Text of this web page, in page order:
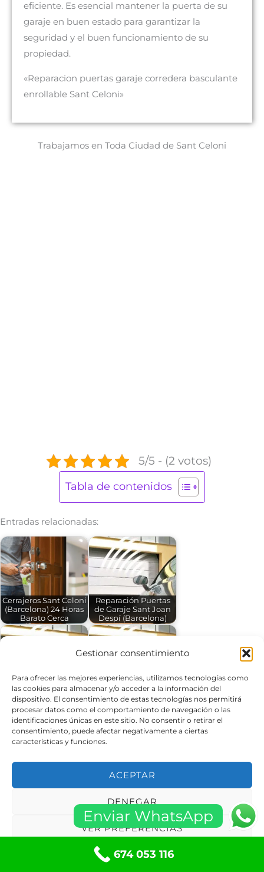
Gestionar consentimiento
Para ofrecer las mejores experiencias, utilizamos tecnologías como
las cookies para almacenar y/o acceder a la información del
dispositivo. El consentimiento de estas tecnologías nos permitirá
procesar datos como el comportamiento de navegación o las
identificaciones únicas en este sitio. No consentir o retirar el
consentimiento, puede afectar negativamente a ciertas
características y funciones.
ACEPTAR
DENEGAR
VER PREFERENCIAS
Política de cookiesPolíticas de privacidad
eficiente. Es esencial mantener la puerta de su
garaje en buen estado para garantizar la
seguridad y el buen funcionamiento de su
propiedad.
«Reparacion puertas garaje corredera basculante
enrollable Sant Celoni»
Trabajamos en Toda Ciudad de Sant Celoni
5/5 - (2 votos)
Tabla de contenidos
Entradas relacionadas:
Cerrajeros Sant Celoni
(Barcelona) 24 Horas
Barato Cerca
Reparación Puertas
de Garaje Sant Joan
Despí (Barcelona)
Reparación Puertas
de Garaje Sant Cugat
del Vallès…
Reparación Puertas
de Garaje Sant Feliu
de Llobregat…
de Garaje Sant
Reparación Puertas
de Garaje Abrera
Informaciones
Enviar WhatsApp
674 053 116